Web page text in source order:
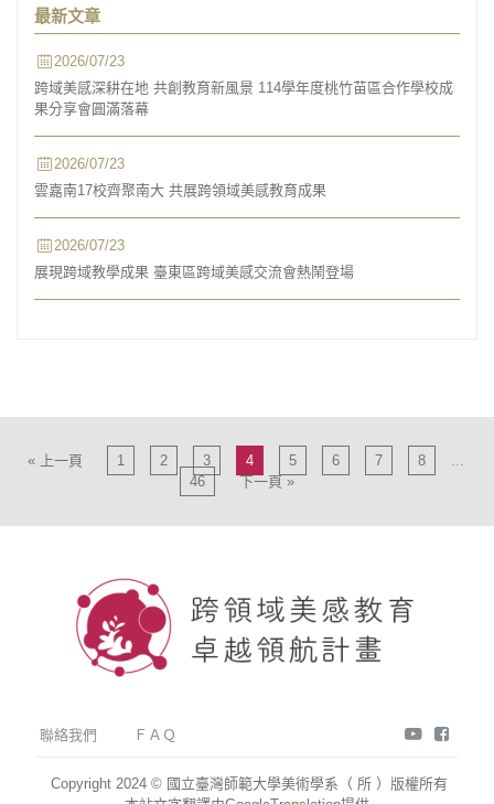
最新文章
2026/07/23
跨域美感深耕在地 共創教育新風景 114學年度桃竹苗區合作學校成
果分享會圓滿落幕
2026/07/23
雲嘉南17校齊聚南大 共展跨領域美感教育成果
2026/07/23
展現跨域教學成果 臺東區跨域美感交流會熱鬧登場
« 上一頁 1 2 3 4 5 6 7 8
46
下一頁 »
聯絡我們 ＦＡＱ youtube
Copyright 2024 © 國立臺灣師範大學美術學系（ 所 ）版權所有